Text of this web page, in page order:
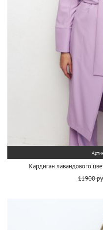
Кардиган лавандового
11900